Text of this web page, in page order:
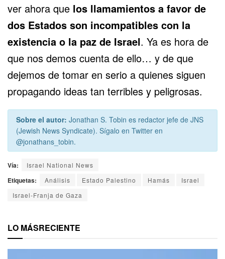
ver ahora que los llamamientos a favor de
dos Estados son incompatibles con la
existencia o la paz de Israel. Ya es hora de
que nos demos cuenta de ello… y de que
dejemos de tomar en serio a quienes siguen
propagando ideas tan terribles y peligrosas.
Sobre el autor: Jonathan S. Tobin es redactor jefe de JNS
(Jewish News Syndicate). Sígalo en Twitter en
@jonathans_tobin.
Vía: Israel National News
Etiquetas: Análisis Estado Palestino Hamás
Israel
Israel-Franja de Gaza
LO MÁSRECIENTE